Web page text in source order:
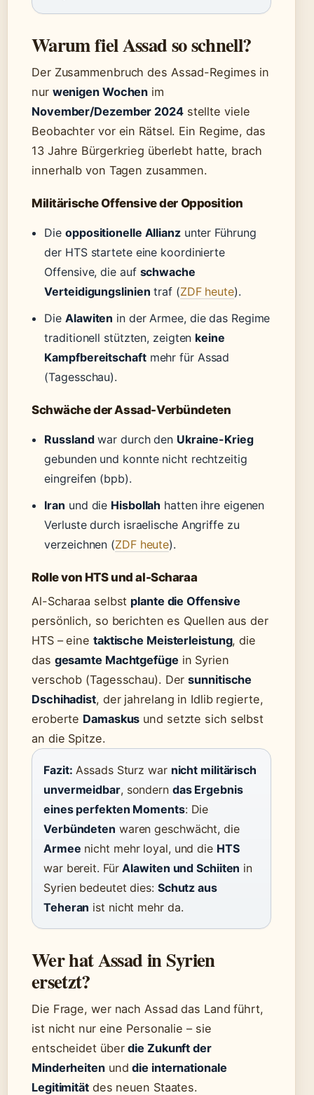
Warum fiel Assad so schnell?
Der Zusammenbruch des Assad-Regimes in
nur wenigen Wochen im
November/Dezember 2024stellte viele
Beobachter vor ein Rätsel. Ein Regime, das
13 Jahre Bürgerkrieg überlebt hatte, brach
innerhalb von Tagen zusammen.
Militärische Offensive der Opposition
Die oppositionelle Allianzunter Führung
der HTS startete eine koordinierte
Offensive, die auf schwache
Verteidigungslinien traf (ZDF heute).
Die Alawiten in der Armee, die das Regime
traditionell stützten, zeigten keine
Kampfbereitschaftmehr für Assad
(Tagesschau).
Schwäche der Assad-Verbündeten
Russlandwar durch den Ukraine-Krieg
gebunden und konnte nicht rechtzeitig
eingreifen (bpb).
Iran und die Hisbollah hatten ihre eigenen
Verluste durch israelische Angriffe zu
verzeichnen (ZDF heute).
Rolle von HTS und al-Scharaa
Al-Scharaa selbst plante die Offensive
persönlich, so berichten es Quellen aus der
HTS – eine taktische Meisterleistung, die
das gesamte Machtgefügein Syrien
verschob (Tagesschau). Dersunnitische
Dschihadist, der jahrelang in Idlib regierte,
eroberte Damaskus und setzte sich selbst
an die Spitze.
Fazit: Assads Sturz war nicht militärisch
unvermeidbar, sondern das Ergebnis
eines perfekten Moments: Die
Verbündeten waren geschwächt, die
Armee nicht mehr loyal, und die HTS
war bereit. FürAlawiten und Schiiten in
Syrien bedeutet dies: Schutz aus
Teheran ist nicht mehr da.
Wer hat Assad in Syrien
ersetzt?
Die Frage, wer nach Assad das Land führt,
ist nicht nur eine Personalie – sie
entscheidet überdie Zukunft der
Minderheitenunddie internationale
Legitimitätdes neuen Staates.